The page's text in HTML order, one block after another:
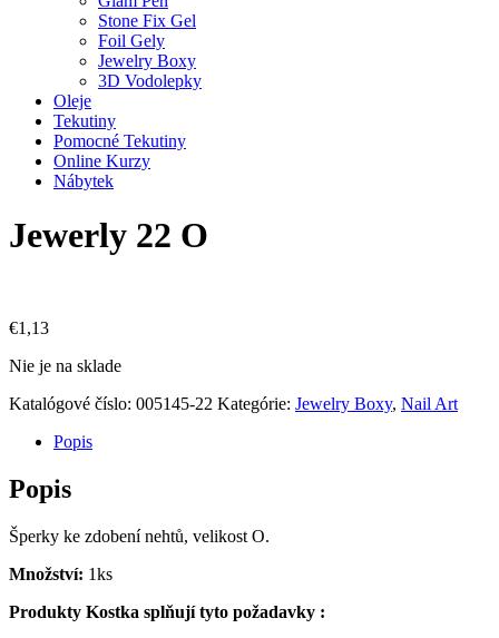
Stone Fix Gel
Foil Gely
Jewelry Boxy
3D Vodolepky
Oleje
Tekutiny
Pomocné Tekutiny
Online Kurzy
Nábytek
Jewerly 22 O
€1,13
Nie je na sklade
Katalógové číslo: 005145-22 Kategórie: Jewelry Boxy, Nail Art
Popis
Popis
Šperky ke zdobení nehtů, velikost O.
Množství: 1ks
Produkty Kostka splňují tyto požadavky :